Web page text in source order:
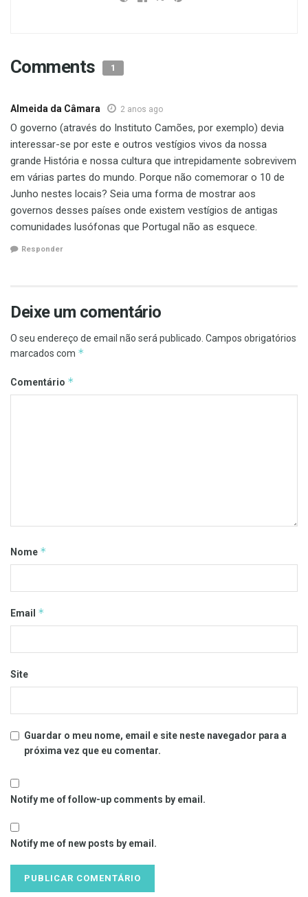
Comments 1
Almeida da Câmara 2 anos ago
O governo (através do Instituto Camões, por exemplo) devia
interessar-se por este e outros vestígios vivos da nossa
grande História e nossa cultura que intrepidamente sobrevivem
em várias partes do mundo. Porque não comemorar o 10 de
Junho nestes locais? Seia uma forma de mostrar aos
governos desses países onde existem vestígios de antigas
comunidades lusófonas que Portugal não as esquece.
Responder
Deixe um comentário
O seu endereço de email não será publicado. Campos obrigatórios
marcados com *
Comentário *
Nome *
Email *
Site
Guardar o meu nome, email e site neste navegador para a
próxima vez que eu comentar.
Notify me of follow-up comments by email.
Notify me of new posts by email.